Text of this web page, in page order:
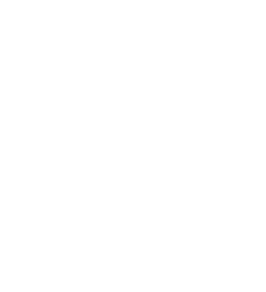
(PiA) wurde ein
besteht und mit einer
der
auf der
erfüllt sind.
Fachkonferenz
„Beurteilung von
es sich nach unseren